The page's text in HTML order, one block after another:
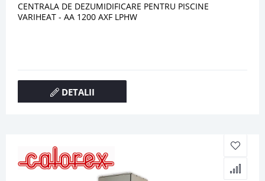
CENTRALA DE DEZUMIDIFICARE PENTRU PISCINE
VARIHEAT - AA 1200 AXF LPHW
DETALII